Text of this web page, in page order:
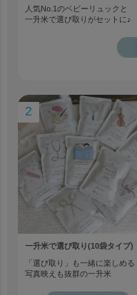
人気No.1のベビーリュックと
一升米で選び取りがセットに♪
2
一升米で選び取り(10袋タイプ)
「選び取り」も一緒に楽しめる
写真映えも抜群の一升米